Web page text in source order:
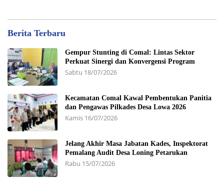
Berita Terbaru
Gempur Stunting di Comal: Lintas Sektor
Perkuat Sinergi dan Konvergensi Program
Sabtu 18/07/2026
Kecamatan Comal Kawal Pembentukan Panitia
dan Pengawas Pilkades Desa Lowa 2026
Kamis 16/07/2026
Jelang Akhir Masa Jabatan Kades, Inspektorat
Pemalang Audit Desa Loning Petarukan
Rabu 15/07/2026